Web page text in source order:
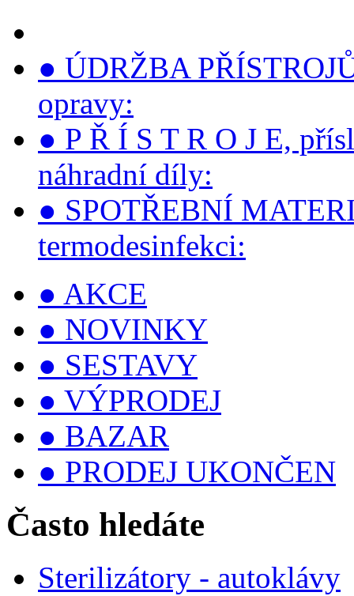
● ÚDRŽBA
opravy:
● P Ř Í S T R O J E,
náhradní díly:
● SPOTŘEBNÍ
termodesinfekci:
● AKCE
● NOVINKY
● SESTAVY
● VÝPRODEJ
● BAZAR
● PRODEJ UKONČEN
Často hledáte
Sterilizátory - autoklávy